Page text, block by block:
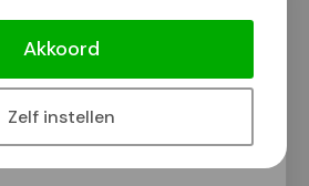
Akkoord
Zelf instellen
prachtig boeket bij